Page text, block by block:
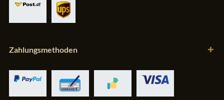
Zahlungsmethoden